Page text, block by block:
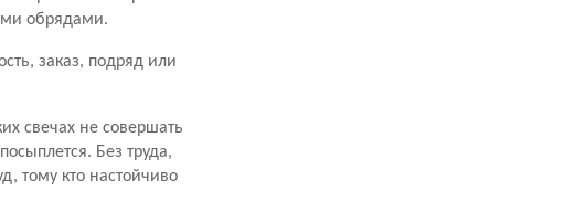
обрядами.
заказ, подряд или
свечах не совершать
Без труда,
тому кто настойчиво